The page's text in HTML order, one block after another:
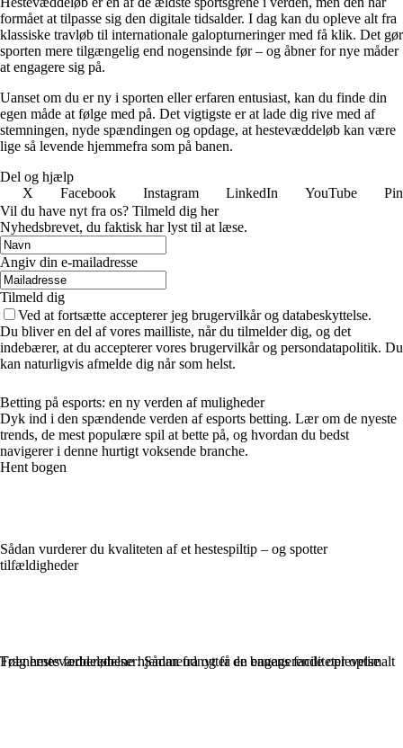
formået at tilpasse sig den digitale tidsalder. I dag kan du opleve alt fra
klassiske travløb til internationale galopturneringer med få klik. Det gør
sporten mere tilgængelig end nogensinde før – og åbner for nye måder
at engagere sig på.
Uanset om du er ny i sporten eller erfaren entusiast, kan du finde din
egen måde at følge med på. Det vigtigste er at lade dig rive med af
stemningen, nyde spændingen og opdage, at hestevæddeløb kan være
lige så levende hjemmefra som på banen.
Del og hjælp
X
Facebook Instagram LinkedIn YouTube
Vil du have nyt fra os? Tilmeld dig her
Nyhedsbrevet, du faktisk har lyst til at læse.
Angiv din e-mailadresse
Tilmeld dig
Ved at fortsætte accepterer jeg brugervilkår og databeskyttelse.
Du bliver en del af vores mailliste, når du tilmelder dig, og det
indebærer, at du accepterer vores brugervilkår og persondatapolitik. Du
kan naturligvis afmelde dig når som helst.
Betting på esports: en ny verden af muligheder
Dyk ind i den spændende verden af esports betting. Lær om de nyeste
trends, de mest populære spil at bette på, og hvordan du bedst
navigerer i denne hurtigt voksende branche.
Hent bogen
Sådan vurderer du kvaliteten af et hestespiltip – og spotter
tilfældigheder
Følg hestevæddeløbene hjemmefra og få en engagerende oplevelse
Trænernes forberedelser: Sådan udnytter de banens faciliteter optimalt